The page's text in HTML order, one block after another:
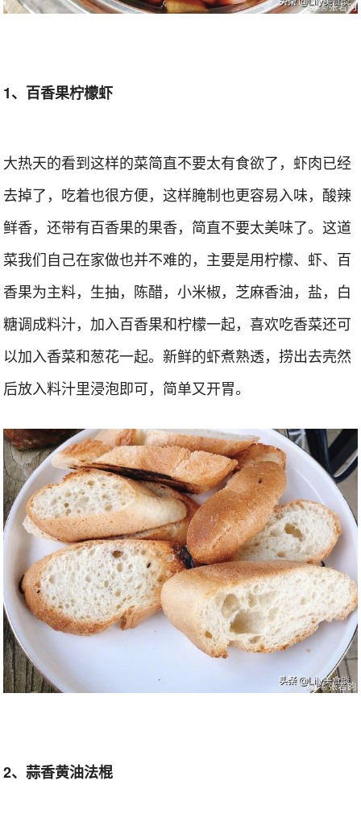
1、百香果柠檬虾
大热天的看到这样的菜简直不要太有食欲了，虾肉已经
去掉了，吃着也很方便，这样腌制也更容易入味，酸辣
鲜香，还带有百香果的果香，简直不要太美味了。这道
菜我们自己在家做也并不难的，主要是用柠檬、虾、百
香果为主料，生抽，陈醋，小米椒，芝麻香油，盐，白
糖调成料汁，加入百香果和柠檬一起，喜欢吃香菜还可
以加入香菜和葱花一起。新鲜的虾煮熟透，捞出去壳然
后放入料汁里浸泡即可，简单又开胃。
2、蒜香黄油法棍